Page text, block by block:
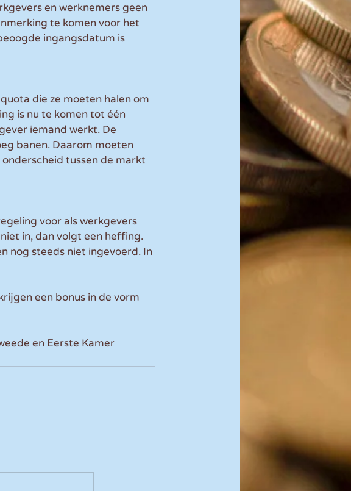
en werknemers geen
te komen voor het
ingangsdatum is
die ze moeten halen om
is nu te komen tot één
iemand werkt. De
banen. Daarom moeten
tussen de markt
voor als werkgevers
in, dan volgt een heffing.
nog steeds niet ingevoerd. In
een bonus in de vorm
en Eerste Kamer